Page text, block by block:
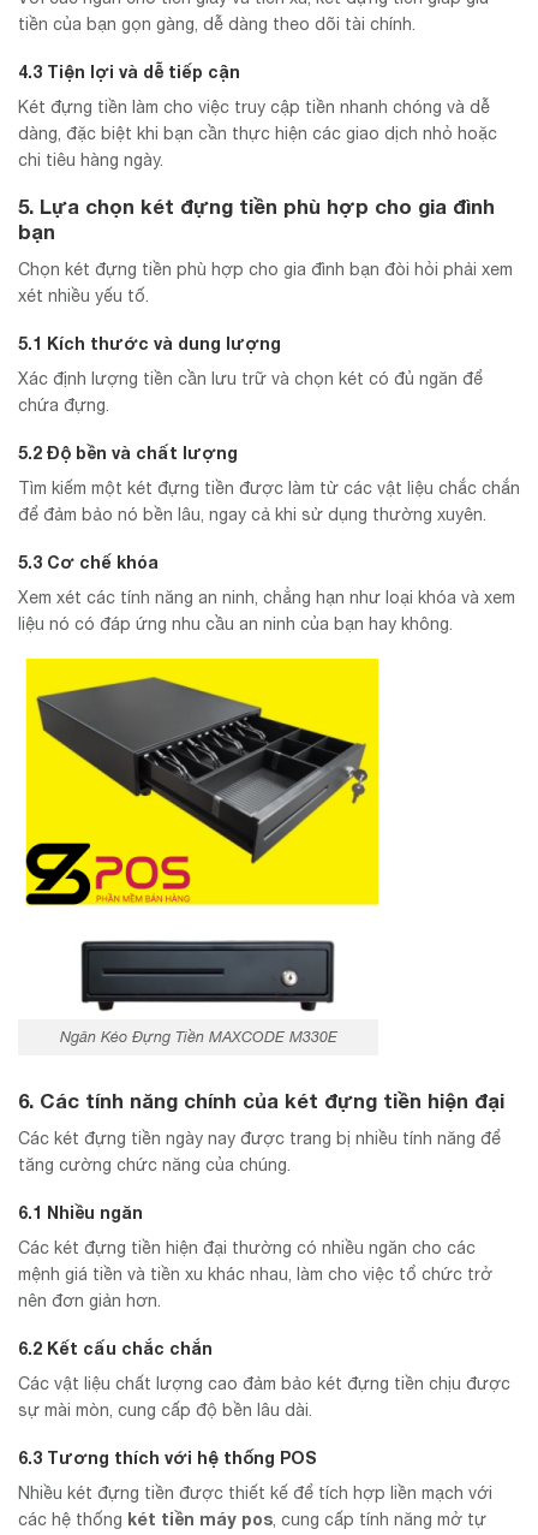
tiền của bạn gọn gàng, dễ dàng theo dõi tài chính.
4.3 Tiện lợi và dễ tiếp cận
Két đựng tiền làm cho việc truy cập tiền nhanh chóng và dễ
dàng, đặc biệt khi bạn cần thực hiện các giao dịch nhỏ hoặc
chi tiêu hàng ngày.
5. Lựa chọn két đựng tiền phù hợp cho gia đình
bạn
Chọn két đựng tiền phù hợp cho gia đình bạn đòi hỏi phải xem
xét nhiều yếu tố.
5.1 Kích thước và dung lượng
Xác định lượng tiền cần lưu trữ và chọn két có đủ ngăn để
chứa đựng.
5.2 Độ bền và chất lượng
Tìm kiếm một két đựng tiền được làm từ các vật liệu chắc chắn
để đảm bảo nó bền lâu, ngay cả khi sử dụng thường xuyên.
5.3 Cơ chế khóa
Xem xét các tính năng an ninh, chẳng hạn như loại khóa và xem
liệu nó có đáp ứng nhu cầu an ninh của bạn hay không.
Ngăn Kéo Đựng Tiền MAXCODE M330E
6. Các tính năng chính của két đựng tiền hiện đại
Các két đựng tiền ngày nay được trang bị nhiều tính năng để
tăng cường chức năng của chúng.
6.1 Nhiều ngăn
Các két đựng tiền hiện đại thường có nhiều ngăn cho các
mệnh giá tiền và tiền xu khác nhau, làm cho việc tổ chức trở
nên đơn giản hơn.
6.2 Kết cấu chắc chắn
Các vật liệu chất lượng cao đảm bảo két đựng tiền chịu được
sự mài mòn, cung cấp độ bền lâu dài.
6.3 Tương thích với hệ thống POS
Nhiều két đựng tiền được thiết kế để tích hợp liền mạch với
các hệ thống két tiền máy pos, cung cấp tính năng mở tự